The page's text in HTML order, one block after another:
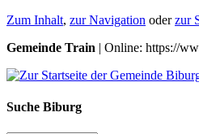
Zum Inhalt, zur Navigation oderzur
Gemeinde Train | Online: https://
Suche Biburg